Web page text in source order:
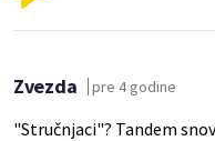
Zvezda pre 4 godine
"Stručnjaci"? Tandem